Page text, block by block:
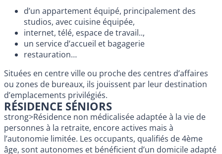
d’un appartement équipé, principalement des
studios, avec cuisine équipée,
internet, télé, espace de travail..,
un service d’accueil et bagagerie
restauration…
Situées en centre ville ou proche des centres d’affaires
ou zones de bureaux, ils jouissent par leur destination
d’emplacements privilégiés.
RÉSIDENCE SÉNIORS
strong>Résidence non médicalisée adaptée à la vie de
personnes à la retraite, encore actives mais à
l’autonomie limitée. Les occupants, qualifiés de 4ème
âge, sont autonomes et bénéficient d’un domicile adapté